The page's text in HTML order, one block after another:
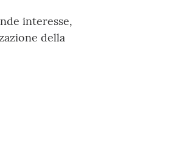
interesse,
della